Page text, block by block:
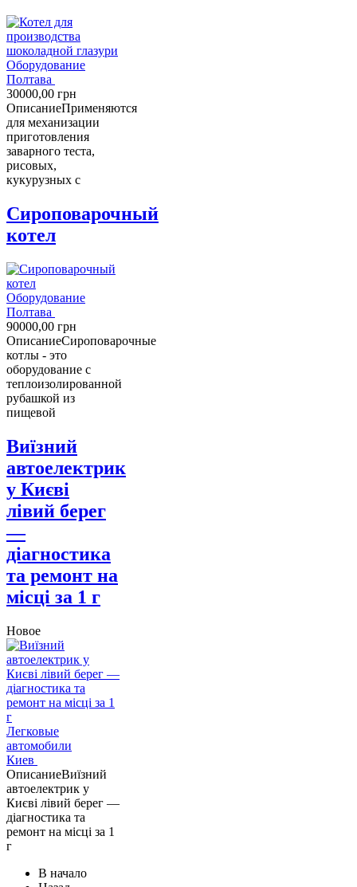
Оборудование
Полтава
30000,00 грн
ОписаниеПрименяются
для механизации
приготовления
заварного теста,
рисовых,
кукурузных с
Сироповарочный
котел
Оборудование
Полтава
90000,00 грн
ОписаниеСироповарочные
котлы - это
оборудование с
теплоизолированной
рубашкой из
пищевой
Виїзний
автоелектрик
у Києві
лівий берег
—
діагностика
та ремонт на
місці за 1 г
Новое
Легковые
автомобили
Киев
ОписаниеВиїзний
автоелектрик у
Києві лівий берег —
діагностика та
ремонт на місці за 1
г
В начало